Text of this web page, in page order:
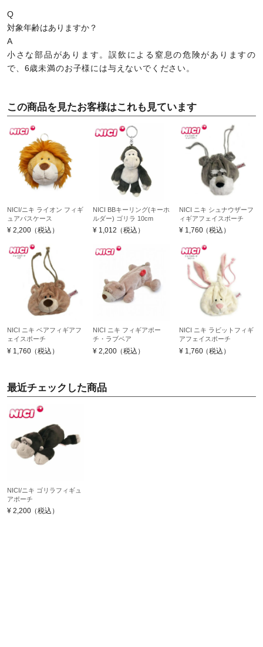
Q
対象年齢はありますか？
A
小さな部品があります。誤飲による窒息の危険がありますの
で、6歳未満のお子様には与えないでください。
この商品を見たお客様はこれも見ています
NICI/ニキ ライオン フィギ
ュアパスケース
¥ 2,200（税込）
NICI BBキーリング(キーホ
ルダー) ゴリラ 10cm
¥ 1,012 （税込）
NICI ニキ シュナウザーフ
ィギアフェイスポーチ
¥ 1,760（税込）
NICI ニキ ベアフィギアフ
ェイスポーチ
¥ 1,760（税込）
NICI ニキ フィギアポー
チ・ラブベア
¥ 2,200（税込）
NICI ニキ ラビットフィギ
アフェイスポーチ
¥ 1,760（税込）
最近チェックした商品
NICI/ニキ ゴリラフィギュ
アポーチ
¥ 2,200（税込）